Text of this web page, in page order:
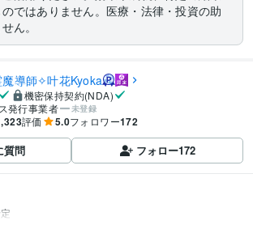
ではありません。医療・法律・投資の助
ん。
導師✧叶花Kyoka
機密保持契約(NDA)
発行事業者
未登録
評価 5.0フォロワー172
質問 フォロー172